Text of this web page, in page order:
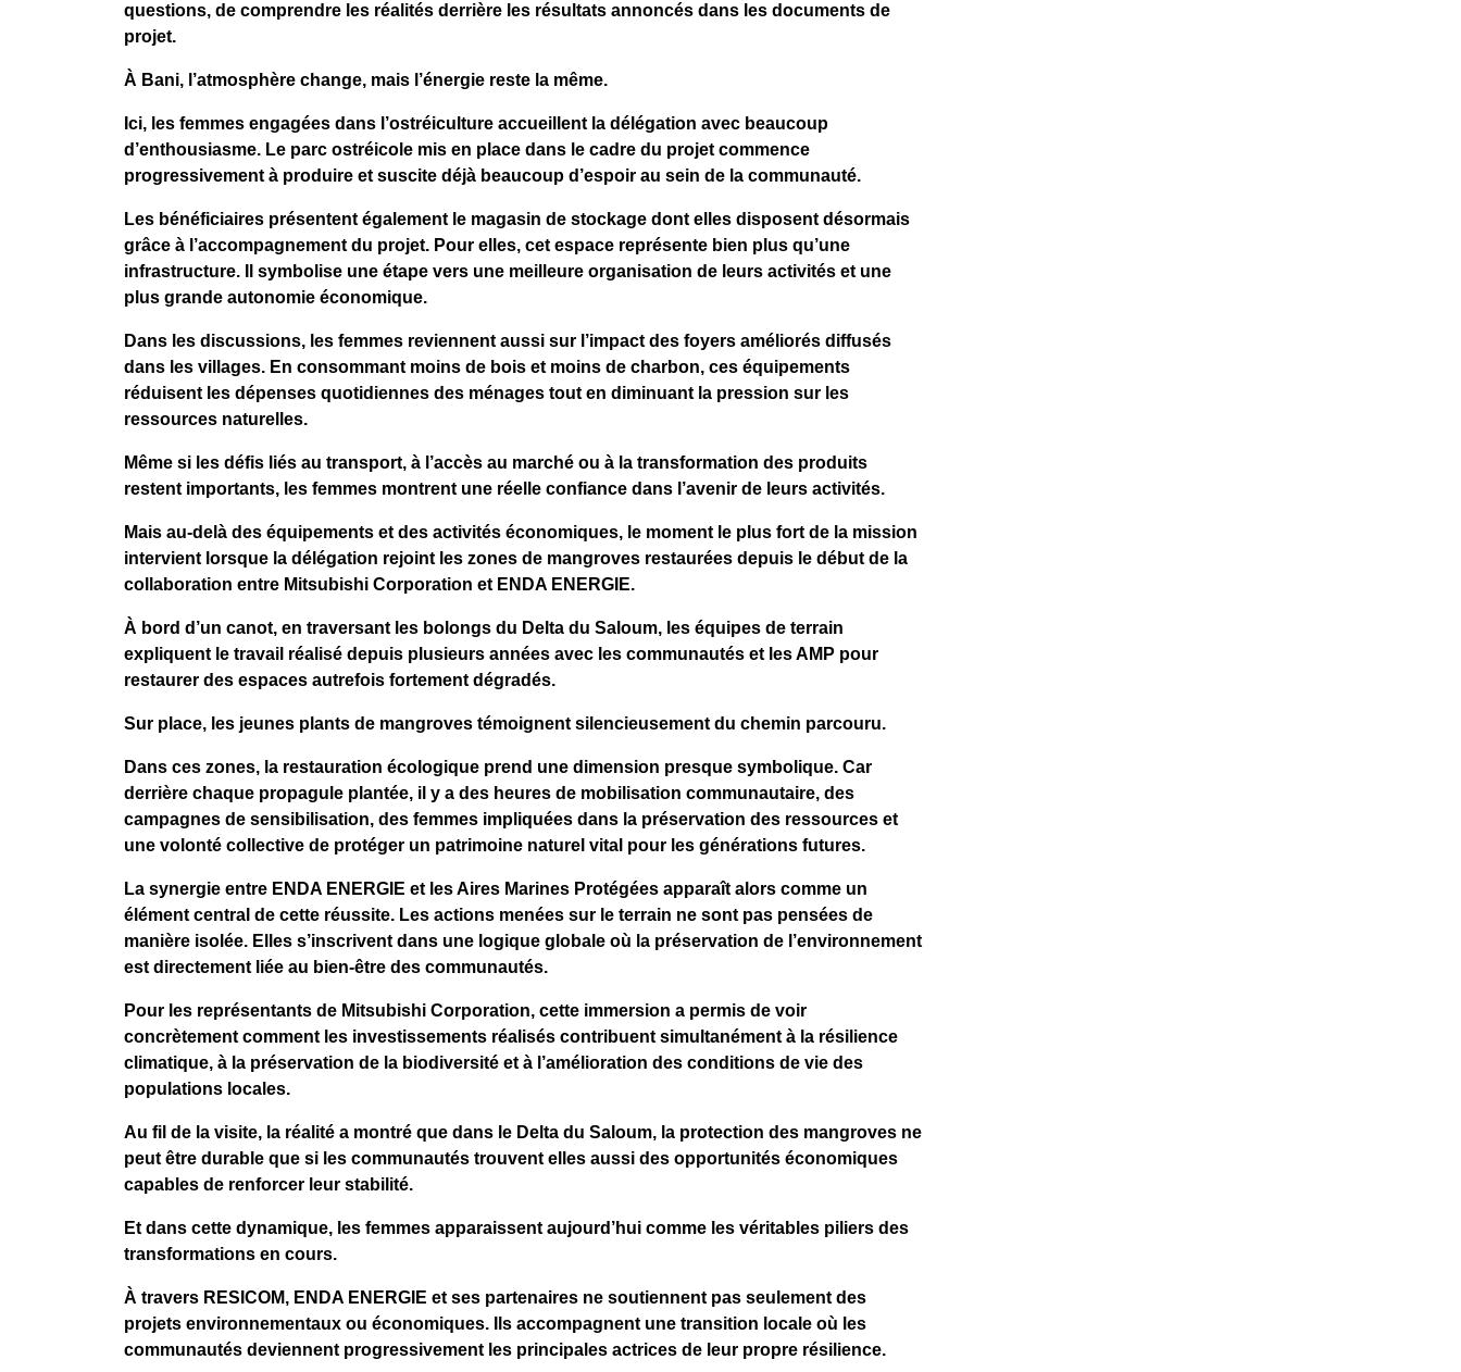
questions, de comprendre les réalités derrière les résultats annoncés dans les documents de
projet.
À Bani, l’atmosphère change, mais l’énergie reste la même.
Ici, les femmes engagées dans l’ostréiculture accueillent la délégation avec beaucoup
d’enthousiasme. Le parc ostréicole mis en place dans le cadre du projet commence
progressivement à produire et suscite déjà beaucoup d’espoir au sein de la communauté.
Les bénéficiaires présentent également le magasin de stockage dont elles disposent désormais
grâce à l’accompagnement du projet. Pour elles, cet espace représente bien plus qu’une
infrastructure. Il symbolise une étape vers une meilleure organisation de leurs activités et une
plus grande autonomie économique.
Dans les discussions, les femmes reviennent aussi sur l’impact des foyers améliorés diffusés
dans les villages. En consommant moins de bois et moins de charbon, ces équipements
réduisent les dépenses quotidiennes des ménages tout en diminuant la pression sur les
ressources naturelles.
Même si les défis liés au transport, à l’accès au marché ou à la transformation des produits
restent importants, les femmes montrent une réelle confiance dans l’avenir de leurs activités.
Mais au-delà des équipements et des activités économiques, le moment le plus fort de la mission
intervient lorsque la délégation rejoint les zones de mangroves restaurées depuis le début de la
collaboration entre Mitsubishi Corporation et ENDA ENERGIE.
À bord d’un canot, en traversant les bolongs du Delta du Saloum, les équipes de terrain
expliquent le travail réalisé depuis plusieurs années avec les communautés et les AMP pour
restaurer des espaces autrefois fortement dégradés.
Sur place, les jeunes plants de mangroves témoignent silencieusement du chemin parcouru.
Dans ces zones, la restauration écologique prend une dimension presque symbolique. Car
derrière chaque propagule plantée, il y a des heures de mobilisation communautaire, des
campagnes de sensibilisation, des femmes impliquées dans la préservation des ressources et
une volonté collective de protéger un patrimoine naturel vital pour les générations futures.
La synergie entre ENDA ENERGIE et les Aires Marines Protégées apparaît alors comme un
élément central de cette réussite. Les actions menées sur le terrain ne sont pas pensées de
manière isolée. Elles s’inscrivent dans une logique globale où la préservation de l’environnement
est directement liée au bien-être des communautés.
Pour les représentants de Mitsubishi Corporation, cette immersion a permis de voir
concrètement comment les investissements réalisés contribuent simultanément à la résilience
climatique, à la préservation de la biodiversité et à l’amélioration des conditions de vie des
populations locales.
Au fil de la visite, la réalité a montré que dans le Delta du Saloum, la protection des mangroves ne
peut être durable que si les communautés trouvent elles aussi des opportunités économiques
capables de renforcer leur stabilité.
Et dans cette dynamique, les femmes apparaissent aujourd’hui comme les véritables piliers des
transformations en cours.
À travers RESICOM, ENDA ENERGIE et ses partenaires ne soutiennent pas seulement des
projets environnementaux ou économiques. Ils accompagnent une transition locale où les
communautés deviennent progressivement les principales actrices de leur propre résilience.